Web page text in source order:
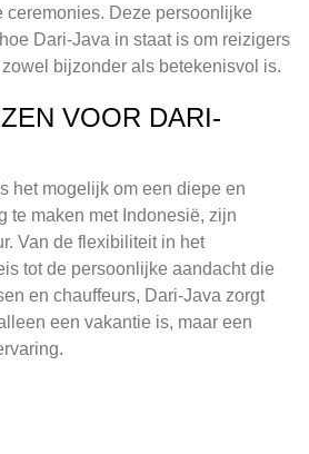
ceremonies. Deze persoonlijke
Dari-Java in staat is om reizigers
bijzonder als betekenisvol is.
VOOR DARI-
het mogelijk om een diepe en
te maken met Indonesië, zijn
Van de flexibiliteit in het
tot de persoonlijke aandacht die
en chauffeurs, Dari-Java zorgt
een vakantie is, maar een